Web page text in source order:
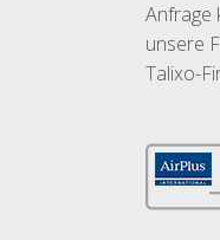
Anfrage
unsere
Talixo-